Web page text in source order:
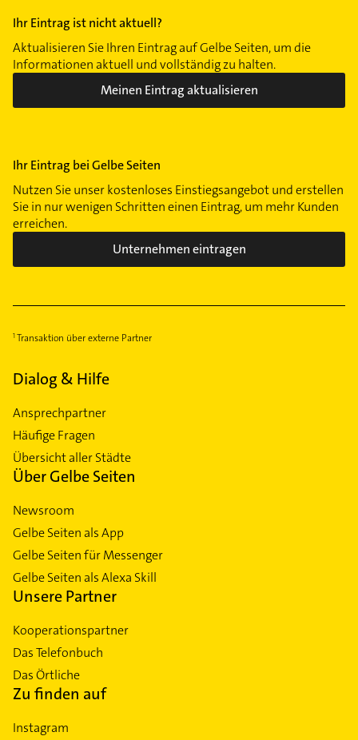
Ihr Eintrag ist nicht aktuell?
Aktualisieren Sie Ihren Eintrag auf Gelbe Seiten, um die
Informationen aktuell und vollständig zu halten.
Meinen Eintrag aktualisieren
Ihr Eintrag bei Gelbe Seiten
Nutzen Sie unser kostenloses Einstiegsangebot und erstellen
Sie in nur wenigen Schritten einen Eintrag, um mehr Kunden
erreichen.
Unternehmen eintragen
Transaktion über externe Partner
Dialog & Hilfe
Ansprechpartner
Häufige Fragen
Übersicht aller Städte
Über Gelbe Seiten
Newsroom
Gelbe Seiten als App
Gelbe Seiten für Messenger
Gelbe Seiten als Alexa Skill
Unsere Partner
Kooperationspartner
Das Telefonbuch
Das Örtliche
Zu finden auf
Instagram